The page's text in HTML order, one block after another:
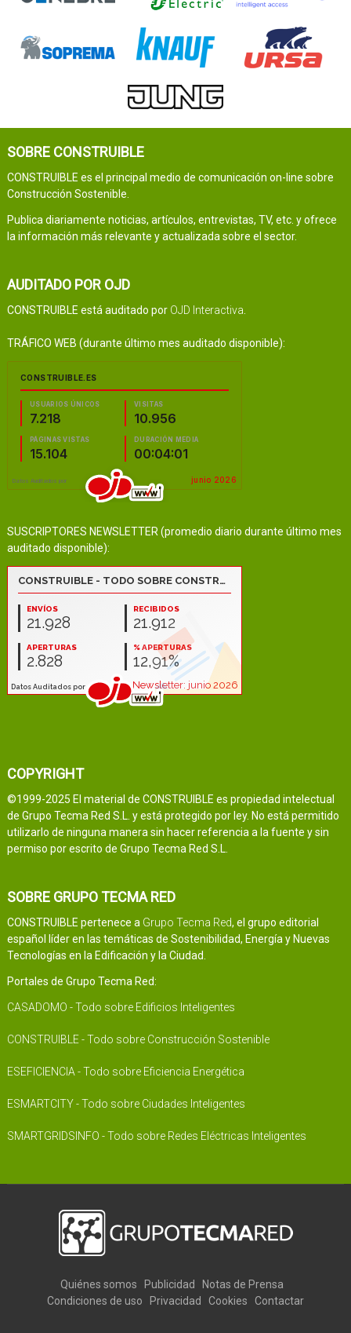
SOBRE CONSTRUIBLE
CONSTRUIBLE es el principal medio de comunicación on-line sobre
Construcción Sostenible.
Publica diariamente noticias, artículos, entrevistas, TV, etc. y ofrece
la información más relevante y actualizada sobre el sector.
AUDITADO POR OJD
CONSTRUIBLE está auditado por OJD Interactiva
TRÁFICO WEB (durante último mes auditado disponible):
SUSCRIPTORES NEWSLETTER (promedio diario durante último mes
auditado disponible):
COPYRIGHT
©1999-2025 El material de CONSTRUIBLE es propiedad intelectual
de Grupo Tecma Red S.L. y está protegido por ley. No está permitido
utilizarlo de ninguna manera sin hacer referencia a la fuente y sin
permiso por escrito de Grupo Tecma Red S.L.
SOBRE GRUPO TECMA RED
CONSTRUIBLE pertenece a Grupo Tecma Red, el grupo editorial
español líder en las temáticas de Sostenibilidad, Energía y Nuevas
Tecnologías en la Edificación y la Ciudad.
Portales de Grupo Tecma Red:
CASADOMO - Todo sobre Edificios Inteligentes
CONSTRUIBLE - Todo sobre Construcción Sostenible
ESEFICIENCIA - Todo sobre Eficiencia Energética
ESMARTCITY - Todo sobre Ciudades Inteligentes
SMARTGRIDSINFO - Todo sobre Redes Eléctricas Inteligentes
Quiénes somos Publicidad
Notas de Prensa
Condiciones de uso
Privacidad Cookies Contactar